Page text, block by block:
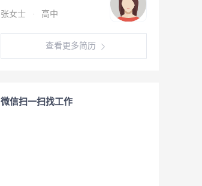
张女士 · 高中
查看更多简历
微信扫一扫找工作